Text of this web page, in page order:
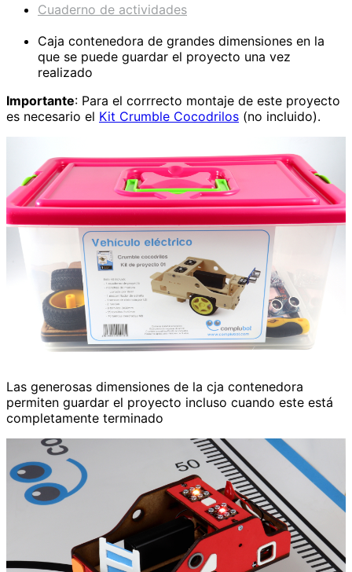
Cuaderno de actividades
Caja contenedora de grandes dimensiones en la
que se puede guardar el proyecto una vez
realizado
Importante: Para el corrrecto montaje de este proyecto
es necesario el Kit Crumble Cocodrilos (no incluido).
Las generosas dimensiones de la cja contenedora
permiten guardar el proyecto incluso cuando este está
completamente terminado